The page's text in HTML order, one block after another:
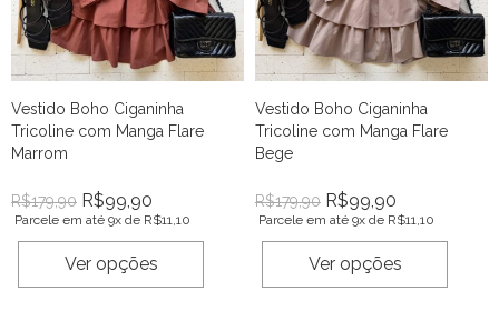
Vestido Boho Ciganinha
Tricoline com Manga Flare
Marrom
R$179,90 R$99,90
Parcele em até 9x de R$11,10
Ver opções
Vestido Boho Ciganinha
Tricoline com Manga Flare
Bege
R$179,90 R$99,90
Parcele em até 9x de R$11,10
Ver opções